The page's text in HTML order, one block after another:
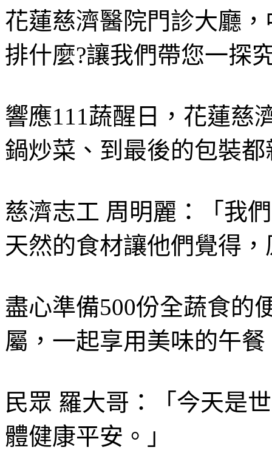
花蓮慈濟醫院門診大廳
排什麼?讓我們帶您一探
響應111蔬醒日，花蓮慈
鍋炒菜、到最後的包裝
慈濟志工 周明麗：「我
天然的食材讓他們覺得
盡心準備500份全蔬食的
屬，一起享用美味的午
民眾 羅大哥：「今天是
體健康平安。」